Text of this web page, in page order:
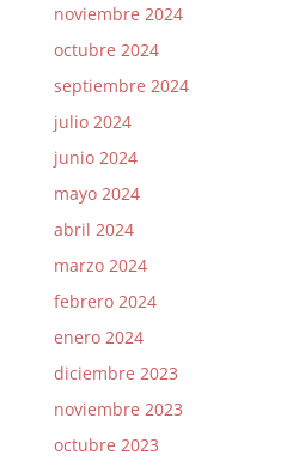
noviembre 2024
octubre 2024
septiembre 2024
julio 2024
junio 2024
mayo 2024
abril 2024
marzo 2024
febrero 2024
enero 2024
diciembre 2023
noviembre 2023
octubre 2023